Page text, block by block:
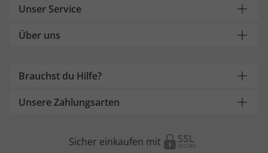
Unser Service
Über uns
Brauchst du Hilfe?
Unsere Zahlungsarten
Sicher einkaufen mit